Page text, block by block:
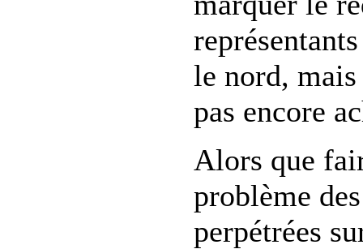
le nord, mais
pas encore
Alors que
problème
perpétrées